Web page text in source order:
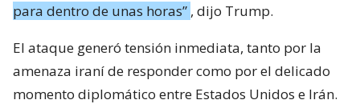
para dentro de unas horas” , dijo Trump.
El ataque generó tensión inmediata, tanto por la
amenaza iraní de responder como por el delicado
momento diplomático entre Estados Unidos e Irán.